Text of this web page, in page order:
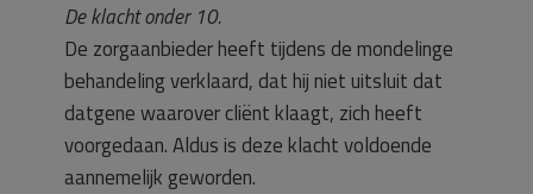
De klacht onder 10.
De zorgaanbieder heeft tijdens de mondelinge
behandeling verklaard, dat hij niet uitsluit dat
datgene waarover cliënt klaagt, zich heeft
voorgedaan. Aldus is deze klacht voldoende
aannemelijk geworden.